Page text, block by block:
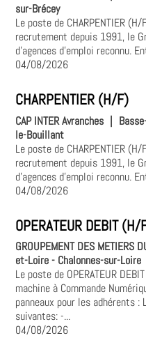
sur-Brécey
Le poste de CHARPENTIER
recrutement depuis 1991, le
d'agences d'emploi reconnu.
04/08/2026
CHARPENTIER (H/F)
CAP INTER Avranches |
le-Bouillant
Le poste de CHARPENTIER
recrutement depuis 1991, le
d'agences d'emploi reconnu.
04/08/2026
OPERATEUR DEBIT (H/
GROUPEMENT DES METIERS
et-Loire - Chalonnes-sur-Loire
Le poste de OPERATEUR
machine à Commande
panneaux pour les adhérents
suivantes: -...
04/08/2026